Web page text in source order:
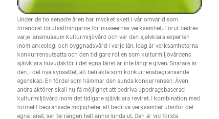
Under de tio senaste åren har mycket skett i vår omvärld som
förändrat förutsättningarna för museernas verksamhet. Förut bedrev
varje länsmuseum kulturmiljövård och var den självklara experten
inom arkeologi och byggnadsvård i varje län. Idag är verksamheterna
konkurrensutsatta och den tidigare rollen som kulturmiljövårdens
självklara huvudaktör i det egna länet är inte längre given. Snarare är
den, i det nya synsättet, att betrakta som konkurrensbegränsande
egenskap. En fördel som hämmar den sunda konkurrensen. Även
andra aktörer skall nu få möjlighet att bedriva uppdragsbaserad
kulturmiljövård inom det tidigare självklara reviret. I kombination med
formellt begränsade möjligheter att bedriva verksamhet utanför det
egna länet, ser terrängen helt annorlunda ut. Den är vid första